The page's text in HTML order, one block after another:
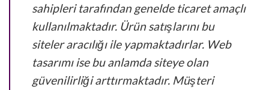
sahipleri tarafından genelde ticaret amaçlı
kullanılmaktadır. Ürün satışlarını bu
siteler aracılığı ile yapmaktadırlar. Web
tasarımı ise bu anlamda siteye olan
güvenilirliği arttırmaktadır. Müşteri